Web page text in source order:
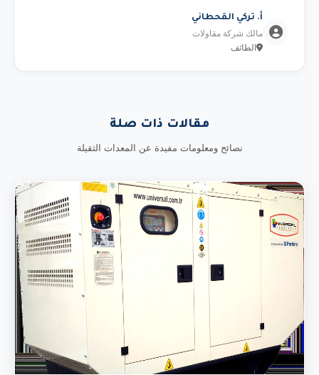
أ. تركي القحطاني
مالك شركة مقاولات
الطائف
مقالات ذات صلة
نصائح ومعلومات مفيدة عن المعدات الثقيلة